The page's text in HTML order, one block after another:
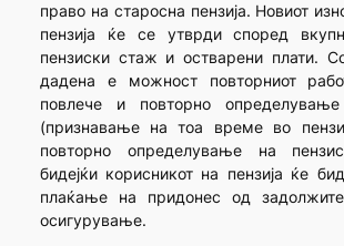
право на старосна пензија. Новиот
пензија ќе се утврди според
пензиски стаж и остварени плати.
дадена е можност повторниот
повлече и повторно определување
(признавање на тоа време во
повторно определување на
бидејќи корисникот на пензија ќе
плаќање на придонес од
осигурување.